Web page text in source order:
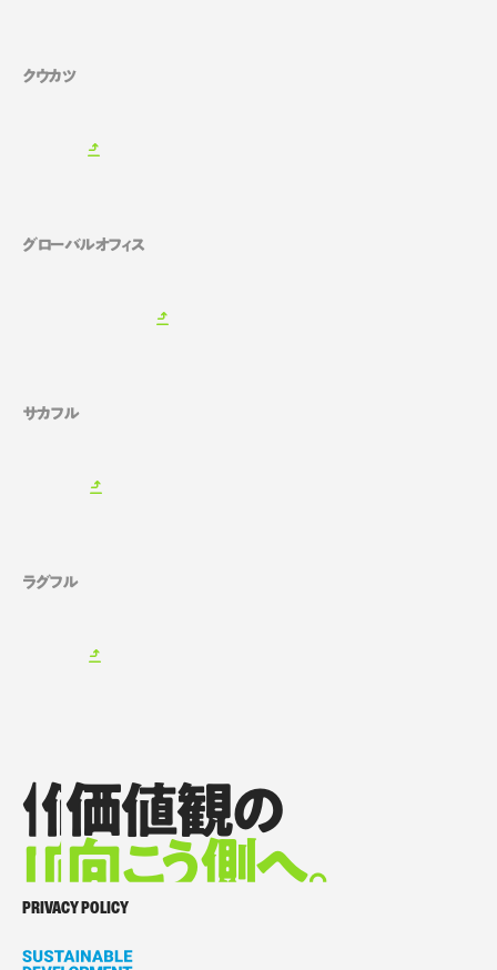
クウカツ
グローバルオフィス
サカフル
ラグフル
価値観の
向 こう側へ。
価値観の
向こう側へ。
価値観の
向こう側へ。
価値観の向こう側へ。
PRIVACY POLICY